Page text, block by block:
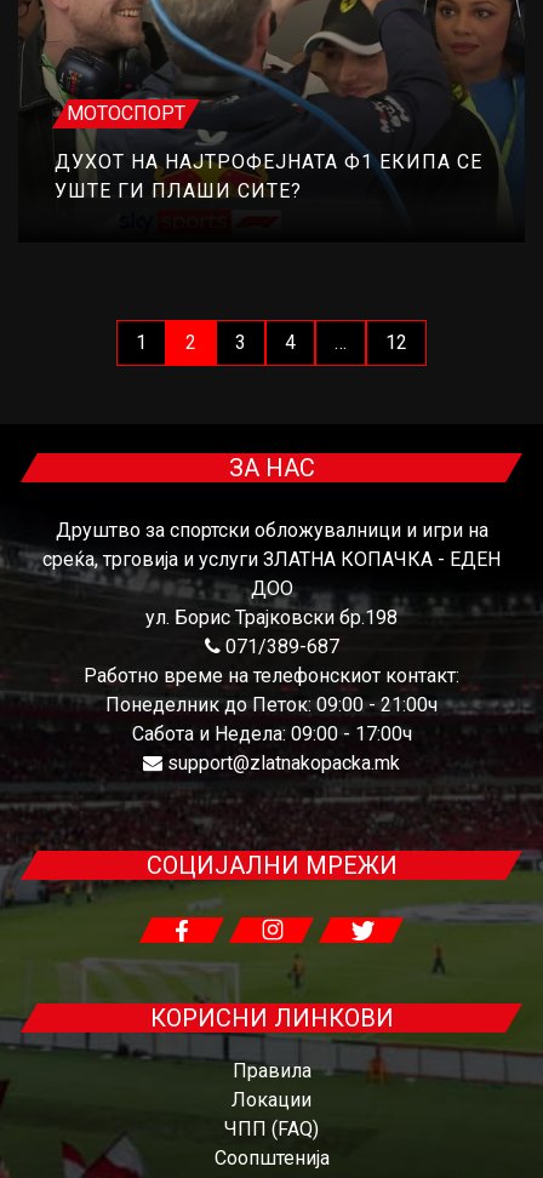
МОТОСПОРТ
ДУХОТ НА НАЈТРОФЕЈНАТА Ф1 ЕКИПА СЕ
УШТЕ ГИ ПЛАШИ СИТЕ?
1 2 3 4 … 12
ЗА НАС
Друштво за спортски обложувалници и игри на
среќа, трговија и услуги ЗЛАТНА КОПАЧКА - ЕДЕН
ДОО
ул. Борис Трајковски бр.198
071/389-687
Работно време на телефонскиот контакт:
Понеделник до Петок: 09:00 - 21:00ч
Сабота и Недела: 09:00 - 17:00ч
support@zlatnakopacka.mk
СОЦИЈАЛНИ МРЕЖИ
КОРИСНИ ЛИНКОВИ
Правила
Локации
ЧПП (FAQ)
Соопштенија